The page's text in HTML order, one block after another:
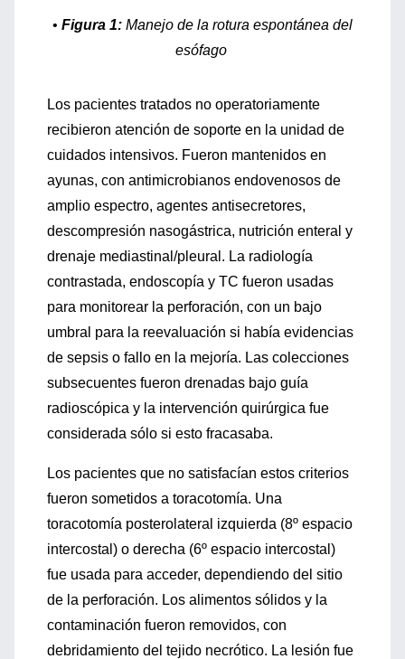
• Figura 1: Manejo de la rotura espontánea del
esófago
Los pacientes tratados no operatoriamente
recibieron atención de soporte en la unidad de
cuidados intensivos. Fueron mantenidos en
ayunas, con antimicrobianos endovenosos de
amplio espectro, agentes antisecretores,
descompresión nasogástrica, nutrición enteral y
drenaje mediastinal/pleural. La radiología
contrastada, endoscopía y TC fueron usadas
para monitorear la perforación, con un bajo
umbral para la reevaluación si había evidencias
de sepsis o fallo en la mejoría. Las colecciones
subsecuentes fueron drenadas bajo guía
radioscópica y la intervención quirúrgica fue
considerada sólo si esto fracasaba.
Los pacientes que no satisfacían estos criterios
fueron sometidos a toracotomía. Una
toracotomía posterolateral izquierda (8º espacio
intercostal) o derecha (6º espacio intercostal)
fue usada para acceder, dependiendo del sitio
de la perforación. Los alimentos sólidos y la
contaminación fueron removidos, con
debridamiento del tejido necrótico. La lesión fue